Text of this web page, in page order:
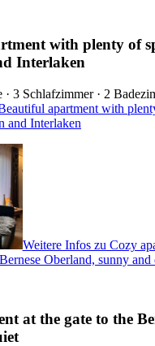
with plenty of
Interlaken
· 3 Schlafzimmer · 2
apartment with
and Interlaken
Weitere Infos zu Cozy
Oberland, sunny and
at the gate to the